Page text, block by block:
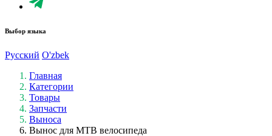
Выбор языка
Русский O'zbek
Главная
Категории
Товары
Запчасти
Выноса
Вынос для MTB велосипеда